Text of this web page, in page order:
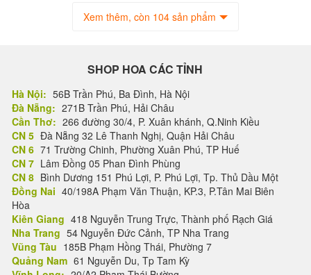
Xem thêm, còn 104 sản phẩm
SHOP HOA CÁC TỈNH
Hà Nội: 56B Trần Phú, Ba Đình, Hà Nội
Đà Nẵng: 271B Trần Phú, Hải Châu
Cần Thơ: 266 đường 30/4, P. Xuân khánh, Q.Ninh Kiều
CN 5 Đà Nẵng 32 Lê Thanh Nghị, Quận Hải Châu
CN 6 71 Trường Chinh, Phường Xuân Phú, TP Huế
CN 7 Lâm Đồng 05 Phan Đình Phùng
CN 8 Bình Dương 151 Phú Lợi, P. Phú Lợi, Tp. Thủ Dầu Một
Đồng Nai 40/198A Phạm Văn Thuận, KP.3, P.Tân Mai Biên
Hòa
Kiên Giang 418 Nguyễn Trung Trực, Thành phố Rạch Giá
Nha Trang 54 Nguyễn Đức Cảnh, TP Nha Trang
Vũng Tàu 185B Phạm Hồng Thái, Phường 7
Quảng Nam 61 Nguyễn Du, Tp Tam Kỳ